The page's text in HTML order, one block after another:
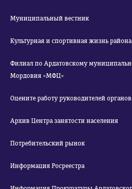
Муниципальный вестник
Культурная и спортивная жизнь района
Филиал по Ардатовскому
Мордовия «МФЦ»
Оцените работу руководителей
Архив Центра занятости населения
Потребительский рынок
Информация Росреестра